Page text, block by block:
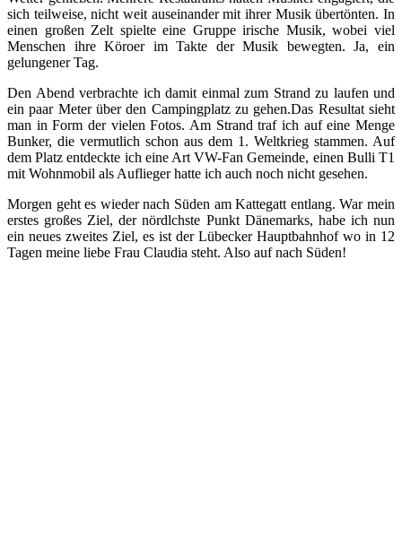
sich teilweise, nicht weit auseinander mit ihrer Musik übertönten. In
einen großen Zelt spielte eine Gruppe irische Musik, wobei viel
Menschen ihre Köroer im Takte der Musik bewegten. Ja, ein
gelungener Tag.
Den Abend verbrachte ich damit einmal zum Strand zu laufen und
ein paar Meter über den Campingplatz zu gehen.Das Resultat sieht
man in Form der vielen Fotos. Am Strand traf ich auf eine Menge
Bunker, die vermutlich schon aus dem 1. Weltkrieg stammen. Auf
dem Platz entdeckte ich eine Art VW-Fan Gemeinde, einen Bulli T1
mit Wohnmobil als Auflieger hatte ich auch noch nicht gesehen.
Morgen geht es wieder nach Süden am Kattegatt entlang. War mein
erstes großes Ziel, der nördlchste Punkt Dänemarks, habe ich nun
ein neues zweites Ziel, es ist der Lübecker Hauptbahnhof wo in 12
Tagen meine liebe Frau Claudia steht. Also auf nach Süden!